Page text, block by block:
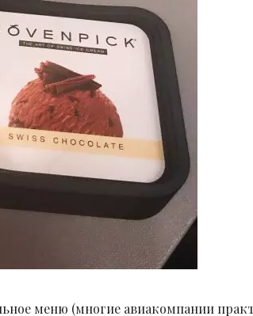
меню (многие авиакомпании